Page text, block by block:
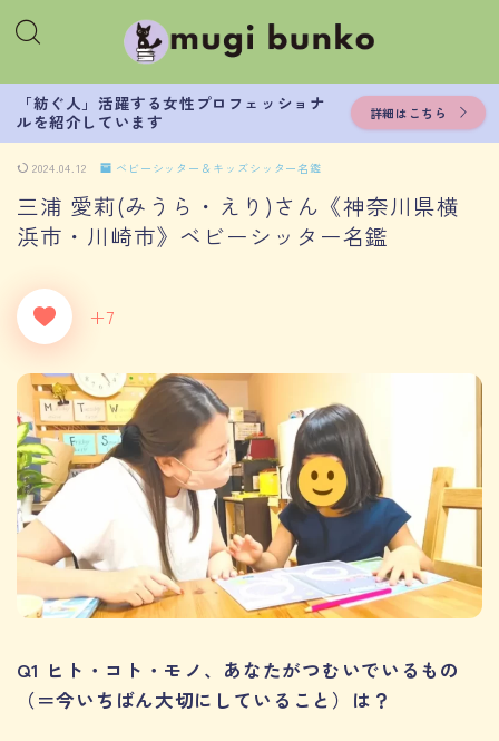
「紡ぐ人」活躍する女性プロフェッショナ
ルを紹介しています
詳細はこちら
2024.04.12 ベビーシッター＆キッズシッター名鑑
三浦 愛莉(みうら・えり)さん《神奈川県横
浜市・川崎市》ベビーシッター名鑑
+7
Q1 ヒト・コト・モノ、あなたがつむいでいるもの
（＝今いちばん大切にしていること）は？